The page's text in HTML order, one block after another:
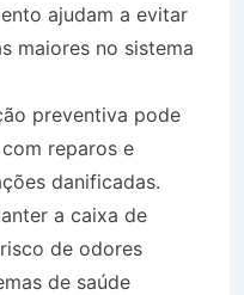
ajudam a evitar
maiores no sistema
preventiva pode
reparos e
danificadas.
a caixa de
de odores
de saúde